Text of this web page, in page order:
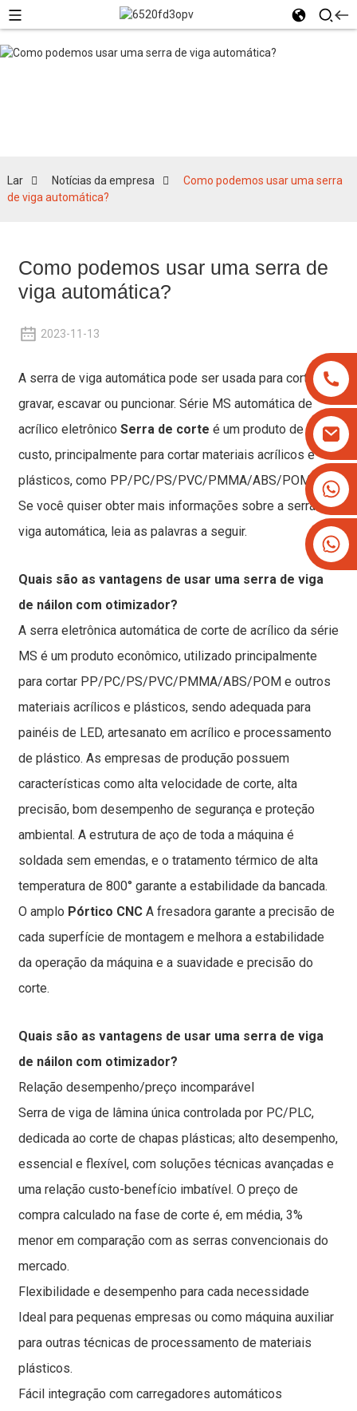
+8613825779334
+16266628193
Lar Notícias da empresa
Como podemos usar uma serra
de viga automática?
Como podemos usar uma serra de
viga automática?
2023-11-13
A serra de viga automática pode ser usada para cortar,
gravar, escavar ou puncionar. Série MS automática de
acrílico eletrônico Serra de corte é um produto de baixo
custo, principalmente para cortar materiais acrílicos e
plásticos, como PP/PC/PS/PVC/PMMA/ABS/POM etc.
Se você quiser obter mais informações sobre a serra de
viga automática, leia as palavras a seguir.
Quais são as vantagens de usar uma serra de viga
de náilon com otimizador?
A serra eletrônica automática de corte de acrílico da série
MS é um produto econômico, utilizado principalmente
para cortar PP/PC/PS/PVC/PMMA/ABS/POM e outros
materiais acrílicos e plásticos, sendo adequada para
painéis de LED, artesanato em acrílico e processamento
de plástico. As empresas de produção possuem
características como alta velocidade de corte, alta
precisão, bom desempenho de segurança e proteção
ambiental. A estrutura de aço de toda a máquina é
soldada sem emendas, e o tratamento térmico de alta
temperatura de 800° garante a estabilidade da bancada.
O amplo Pórtico CNCA fresadora garante a precisão de
cada superfície de montagem e melhora a estabilidade
da operação da máquina e a suavidade e precisão do
corte.
Quais são as vantagens de usar uma serra de viga
de náilon com otimizador?
Relação desempenho/preço incomparável
Serra de viga de lâmina única controlada por PC/PLC,
dedicada ao corte de chapas plásticas; alto desempenho,
essencial e flexível, com soluções técnicas avançadas e
uma relação custo-benefício imbatível. O preço de
compra calculado na fase de corte é, em média, 3%
menor em comparação com as serras convencionais do
mercado.
Flexibilidade e desempenho para cada necessidade
Ideal para pequenas empresas ou como máquina auxiliar
para outras técnicas de processamento de materiais
plásticos.
Fácil integração com carregadores automáticos